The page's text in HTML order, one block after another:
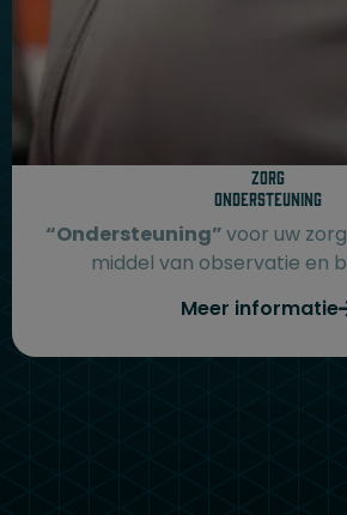
Zorg
Ondersteuning
“Ondersteuning”voor uw
middel van observatie en
Meer informatie